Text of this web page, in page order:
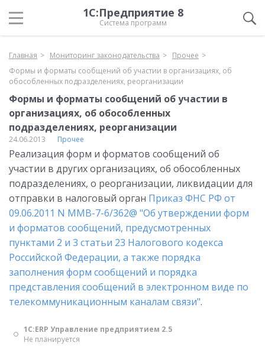
1С:Предприятие 8
Система программ
Главная Мониторинг законодательства
Прочее
Формы и форматы сообщений об участии в организациях, об
обособленных подразделениях, реорганизации
Формы и форматы сообщений об участии в
организациях, об обособленных
подразделениях, реорганизации
24.06.2013 Прочее
Реализация форм и форматов сообщений об
участии в других организациях, об обособленных
подразделениях, о реорганизации, ликвидации для
отправки в налоговый орган Приказ ФНС РФ от
09.06.2011 N ММВ-7-6/362@ "Об утверждении форм
и форматов сообщений, предусмотренных
пунктами 2 и 3 статьи 23 Налогового кодекса
Российской Федерации, а также порядка
заполнения форм сообщений и порядка
представления сообщений в электронном виде по
телекоммуникационным каналам связи".
1С:ERP Управление предприятием 2.5
Не планируется